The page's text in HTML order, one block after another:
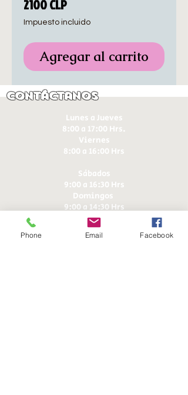
2100 CLPPrecio
Impuesto incluido
Agregar al carrito
Contáctanos
Lunes a Jueves
8:00 a 17:00 Hrs.
Viernes
8:00 a 16:00 Hrs​
Sábados
9:00 a 16:30 Hrs
Domingos
9:00 a 14:30 Hrs
Phone Email Facebook